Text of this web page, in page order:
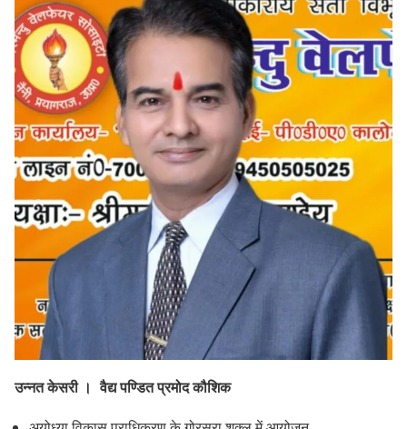
उन्नत केसरी । वैद्य पण्डित प्रमोद कौशिक